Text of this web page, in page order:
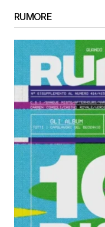
RUMORE